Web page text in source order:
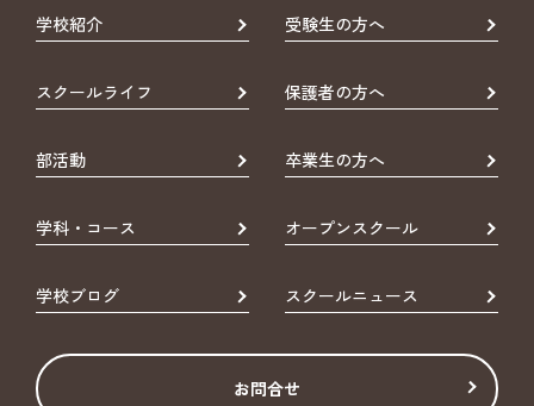
学校紹介 受験生の方へ
スクールライフ 保護者の方へ
部活動 卒業生の方へ
学科・コース オープンスクール
学校ブログ スクールニュース
お問合せ